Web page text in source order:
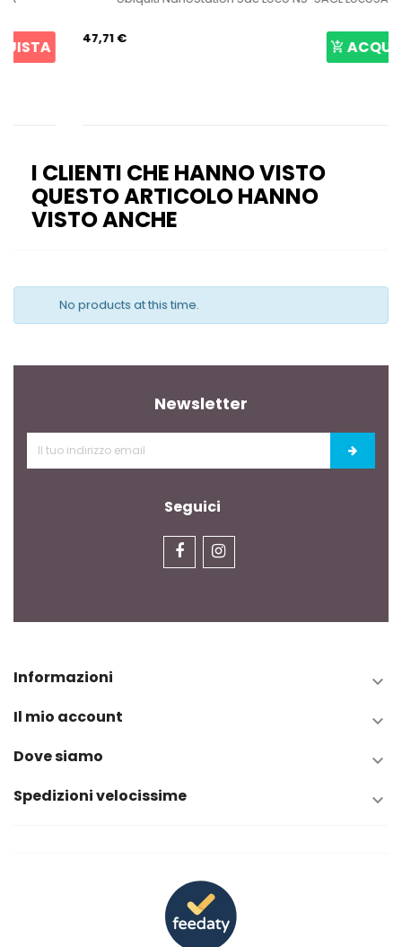
47,71 € ACQUISTA
I CLIENTI CHE HANNO VISTO
QUESTO ARTICOLO HANNO
VISTO ANCHE
No products at this time.
Newsletter
Seguici
Informazioni 
Il mio account 
Dove siamo 
Spedizioni velocissime 